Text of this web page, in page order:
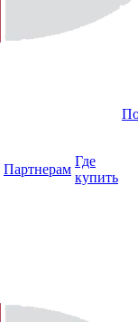
Партнерам
Где
купить